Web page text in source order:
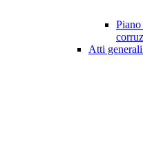
Atti generali